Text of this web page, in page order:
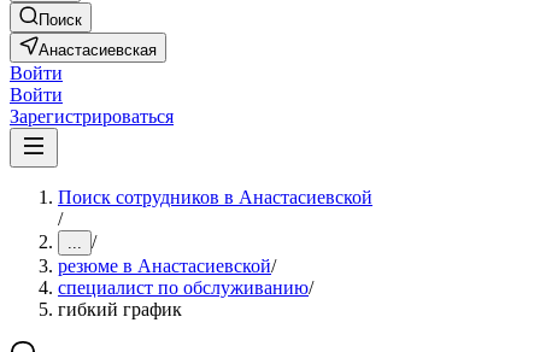
Поиск
Анастасиевская
Войти
Войти
Зарегистрироваться
Поиск сотрудников в Анастасиевской
/
... /
резюме в Анастасиевской/
специалист по обслуживанию/
гибкий график